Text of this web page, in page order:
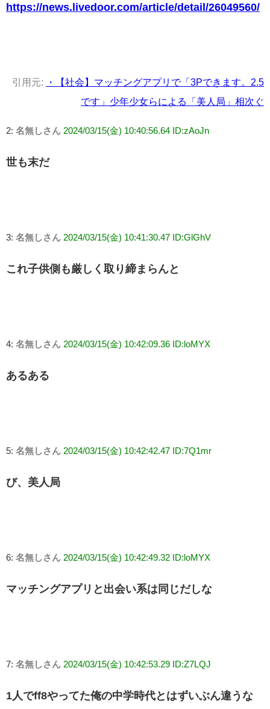
https://news.livedoor.com/article/detail/26049560/
引用元:
・【社会】マッチングアプリで「3Pできます。2.5
です」少年少女らによる「美人局」相次ぐ
2: 名無しさん 2024/03/15(金) 10:40:56.64 ID:zAoJn
世も末だ
3: 名無しさん 2024/03/15(金) 10:41:30.47 ID:GlGhV
これ子供側も厳しく取り締まらんと
4: 名無しさん 2024/03/15(金) 10:42:09.36 ID:loMYX
あるある
5: 名無しさん 2024/03/15(金) 10:42:42.47 ID:7Q1mr
び、美人局
6: 名無しさん 2024/03/15(金) 10:42:49.32 ID:loMYX
マッチングアプリと出会い系は同じだしな
7: 名無しさん 2024/03/15(金) 10:42:53.29 ID:Z7LQJ
1人でff8やってた俺の中学時代とはずいぶん違うな